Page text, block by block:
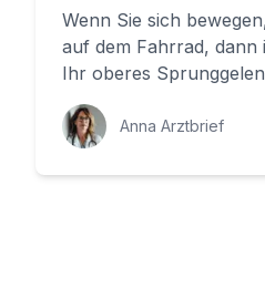
Wenn Sie sich
auf dem Fahrrad, dann
Ihr oberes
ist. Aber was bedeutet
Anna Arztbrief